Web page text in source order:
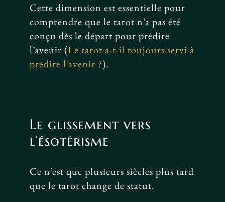
Cette dimension est essentielle pour
comprendre que le tarot n’a pas été
conçu dès le départ pour prédire
l’avenir (Le tarot a-t-il toujours servi à
prédire l’avenir ?).
Le glissement vers
l’ésotérisme
Ce n’est que plusieurs siècles plus tard
que le tarot change de statut.